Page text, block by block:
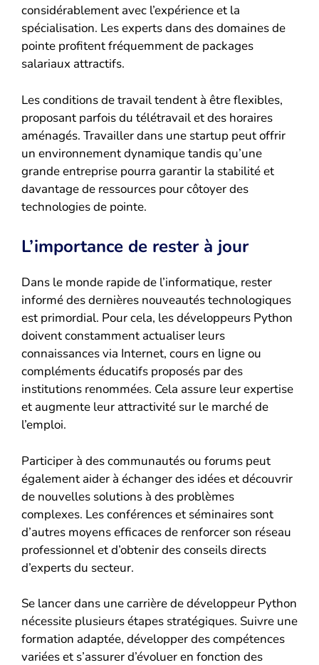
considérablement avec l’expérience et la
spécialisation. Les experts dans des domaines de
pointe profitent fréquemment de packages
salariaux attractifs.
Les conditions de travail tendent à être flexibles,
proposant parfois du télétravail et des horaires
aménagés. Travailler dans une startup peut offrir
un environnement dynamique tandis qu’une
grande entreprise pourra garantir la stabilité et
davantage de ressources pour côtoyer des
technologies de pointe.
L’importance de rester à jour
Dans le monde rapide de l’informatique, rester
informé des dernières nouveautés technologiques
est primordial. Pour cela, les développeurs Python
doivent constamment actualiser leurs
connaissances via Internet, cours en ligne ou
compléments éducatifs proposés par des
institutions renommées. Cela assure leur expertise
et augmente leur attractivité sur le marché de
l’emploi.
Participer à des communautés ou forums peut
également aider à échanger des idées et découvrir
de nouvelles solutions à des problèmes
complexes. Les conférences et séminaires sont
d’autres moyens efficaces de renforcer son réseau
professionnel et d’obtenir des conseils directs
d’experts du secteur.
Se lancer dans une carrière de développeur Python
nécessite plusieurs étapes stratégiques. Suivre une
formation adaptée, développer des compétences
variées et s’assurer d’évoluer en fonction des